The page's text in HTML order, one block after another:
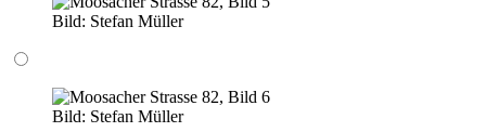
Bild: Stefan Müller
Bild: Stefan Müller